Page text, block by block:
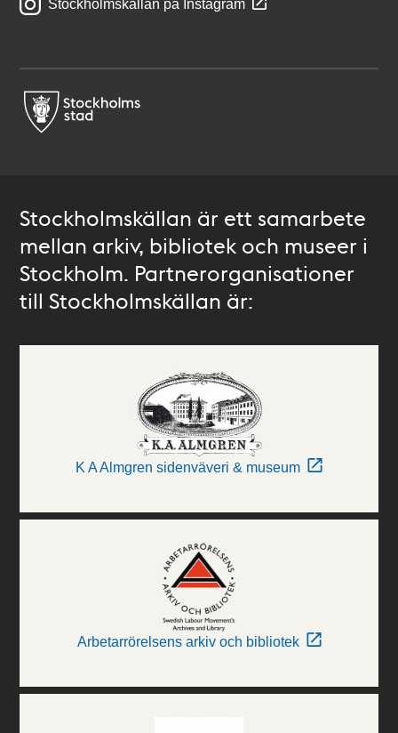
Stockholmskällan på Instagram
Stockholmskällan är ett samarbete
mellan arkiv, bibliotek och museer i
Stockholm. Partnerorganisationer
till Stockholmskällan är:
K A Almgren sidenväveri & museum
Arbetarrörelsens arkiv och bibliotek